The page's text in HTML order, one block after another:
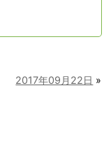
2017年09月22日 »